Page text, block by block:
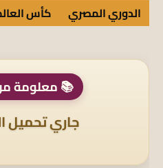
الدوري المصري كأس
📚 معلومة
جاري تحميل